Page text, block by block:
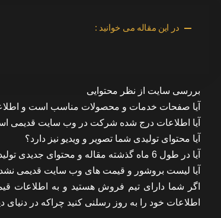
در این مقاله می خوانید :
بررسی سایت از نظر محتوایی
آیا صفحات خدمات و محصولات مناسب است و
آیا اطلاعات درج شده شرکت در وب سایت قدیمی
آیا محتوای تولیدی شما تصویر و ویدیو نیز دارد؟
آیا در طول 6 ماه گذشته مقاله و محتوای جدیدی تولید کرده اید؟
آیا لیست بروشور و قیمت های وب سایت قدیمی
اگر شما دارای تیم فروش هستید و به
اطلاعات خود را به روز رسلنی کنید چراکه در